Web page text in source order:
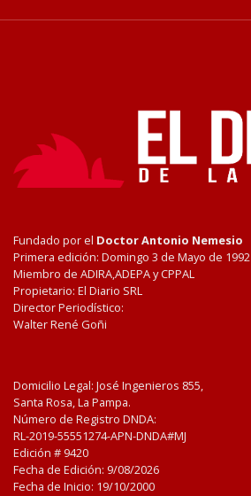
Fundado por el Doctor Antonio Nemesio
Primera edición: Domingo 3 de Mayo de 1992
Miembro de ADIRA,ADEPA y CPPAL
Propietario: El Diario SRL
Director Periodístico:
Walter René Goñi
Domicilio Legal: José Ingenieros 855,
Santa Rosa, La Pampa.
Número de Registro DNDA:
RL-2019-55551274-APN-DNDA#MJ
Edición # 9420
Fecha de Edición: 9/08/2026
Fecha de Inicio: 19/10/2000